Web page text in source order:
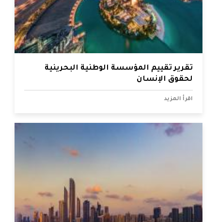
تقرير تقييم المؤسسة الوطنية البحرينية
لحقوق الإنسان
اقرأ المزيد